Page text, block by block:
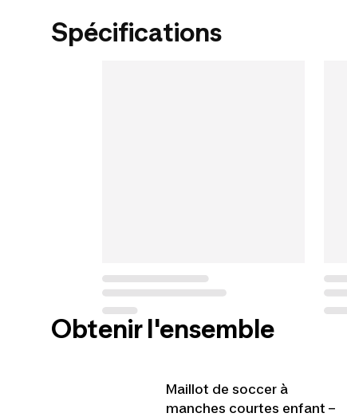
Spécifications
Obtenir l'ensemble
Maillot de soccer à
manches courtes enfant –